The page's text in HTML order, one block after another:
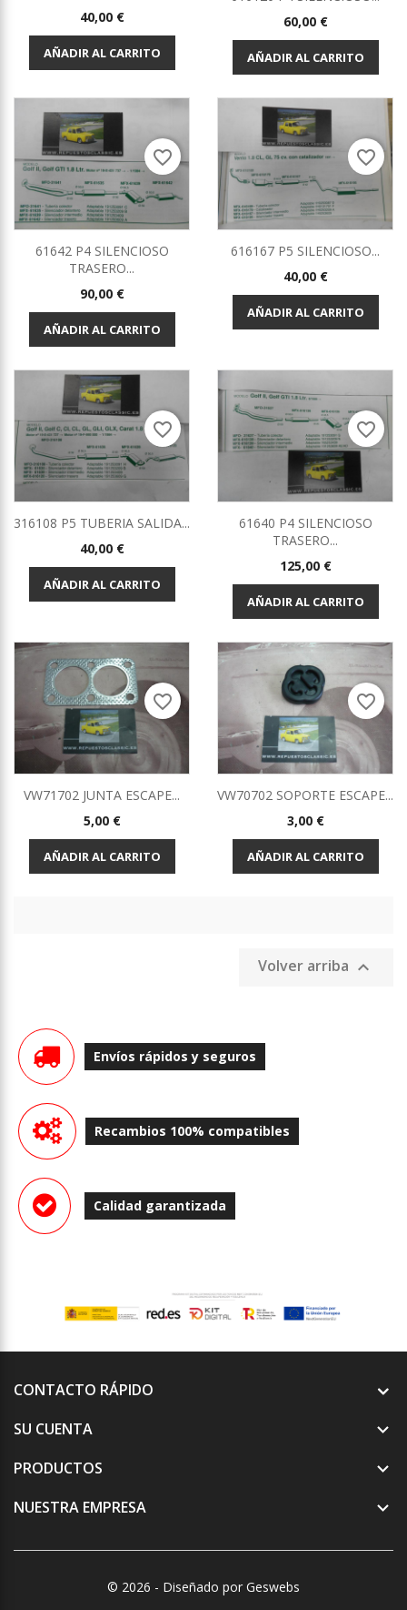
Precio
40,00 €
AÑADIR AL CARRITO
Precio
60,00 €
AÑADIR AL CARRITO
61642 P4 SILENCIOSO
TRASERO...
Precio
90,00 €
AÑADIR AL CARRITO
favorite_border
616167 P5 SILENCIOSO...
Precio
40,00 €
AÑADIR AL CARRITO
favorite_border
316108 P5 TUBERIA SALIDA...
Precio
40,00 €
AÑADIR AL CARRITO
favorite_border
61640 P4 SILENCIOSO
TRASERO...
Precio
125,00 €
AÑADIR AL CARRITO
favorite_border
VW71702 JUNTA ESCAPE...
Precio
5,00 €
AÑADIR AL CARRITO
favorite_border
VW70702 SOPORTE ESCAPE...
Precio
3,00 €
AÑADIR AL CARRITO
favorite_border
Volver arriba 
Envíos rápidos y seguros
Recambios 100% compatibles
Calidad garantizada
CONTACTO RÁPIDO
SU CUENTA

PRODUCTOS 
NUESTRA EMPRESA 
© 2026 - Diseñado por Geswebs